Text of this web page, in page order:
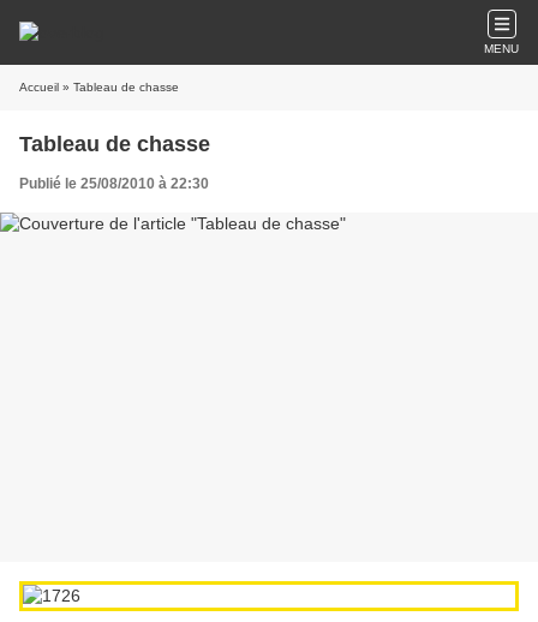
MENU
Accueil » Tableau de chasse
Tableau de chasse
Publié le 25/08/2010 à 22:30